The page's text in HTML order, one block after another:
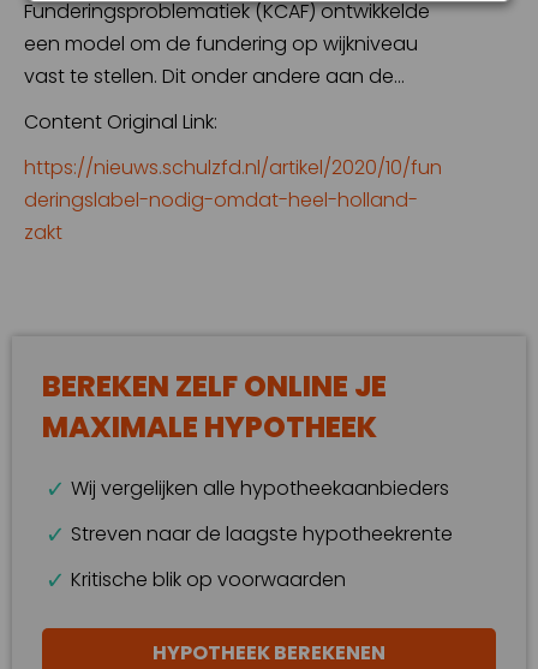
Funderingsproblematiek (KCAF) ontwikkelde
een model om de fundering op wijkniveau
vast te stellen. Dit onder andere aan de…
Content Original Link:
https://nieuws.schulzfd.nl/artikel/2020/10/fun
deringslabel-nodig-omdat-heel-holland-
zakt
BEREKEN ZELF ONLINE JE
MAXIMALE HYPOTHEEK
Wij vergelijken alle hypotheekaanbieders
Streven naar de laagste hypotheekrente
Kritische blik op voorwaarden
HYPOTHEEK BEREKENEN